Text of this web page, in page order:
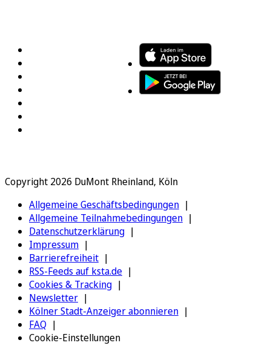
Copyright 2026 DuMont Rheinland, Köln
Allgemeine Geschäftsbedingungen
Allgemeine Teilnahmebedingungen
Datenschutzerklärung
Impressum
Barrierefreiheit
RSS-Feeds auf ksta.de
Cookies & Tracking
Newsletter
Kölner Stadt-Anzeiger abonnieren
FAQ
Cookie-Einstellungen